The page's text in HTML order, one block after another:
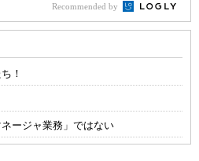
Recommended by
！
ージャ業務」ではない